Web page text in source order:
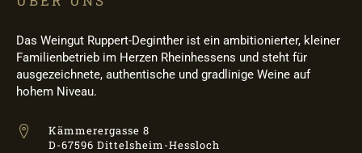
Das Weingut Ruppert-Deginther ist ein ambitionierter, kleiner
Familienbetrieb im Herzen Rheinhessens und steht für
ausgezeichnete, authentische und gradlinige Weine auf
hohem Niveau.
Kämmerergasse 8
D-67596 Dittelsheim-Hessloch